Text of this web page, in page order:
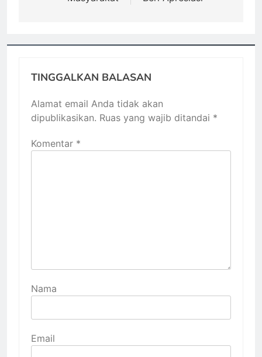
TINGGALKAN BALASAN
Alamat email Anda tidak akan
dipublikasikan. Ruas yang wajib ditandai *
Komentar *
Nama
Email